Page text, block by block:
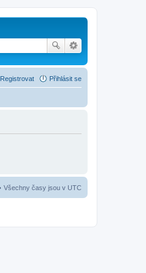
Přihlásit se
Registrovat
Všechny časy jsou v UTC